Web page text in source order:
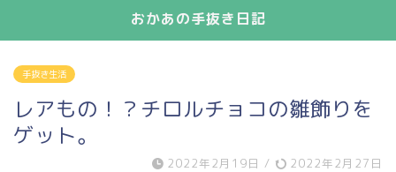
おかあの手抜き日記
手抜き生活
レアもの！？チロルチョコの雛飾りを
ゲット。
2022年2月19日 / 2022年2月27日